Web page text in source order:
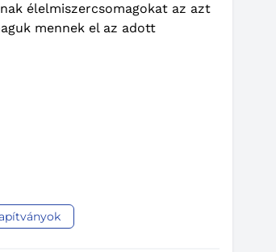
élelmiszercsomagokat az azt
mennek el az adott